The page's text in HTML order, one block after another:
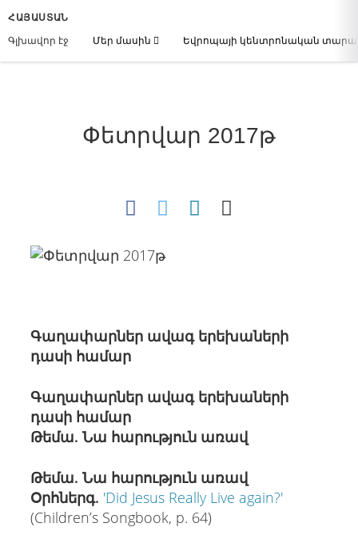
ՀԱՅԱՍՏԱՆ
Գլխավոր էջ
Մեր մասին Եվրոպայի կենտրոնական
Փետրվար 2017թ
Գաղափարներ ավագ երեխաների
դասի համար
Գաղափարներ ավագ երեխաների
դասի համար
Թեմա. Նա հարություն առավ
Թեմա. Նա հարություն առավ
Օրհներգ. 'Did Jesus Really Live again?'
(Children’s Songbook, p. 64)